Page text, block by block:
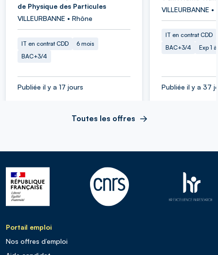
de Physique des Particules
VILLEURBANNE • Rhône
IT en contrat CDD
6 mois
BAC+3/4
Publiée il y a 17 jours
VILLEURBANNE •
IT en contrat CDD
BAC+3/4
Exp 1
Publiée il y a 37
Toutes les offres
Portail emploi
Nos offres d’emploi